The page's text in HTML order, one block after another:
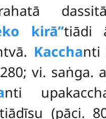
kirā’’tiādi
Kacchanti
vi. saṅga.
nti
(pāci.